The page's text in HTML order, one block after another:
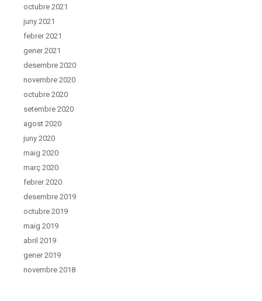
octubre 2021
juny 2021
febrer 2021
gener 2021
desembre 2020
novembre 2020
octubre 2020
setembre 2020
agost 2020
juny 2020
maig 2020
març 2020
febrer 2020
desembre 2019
octubre 2019
maig 2019
abril 2019
gener 2019
novembre 2018